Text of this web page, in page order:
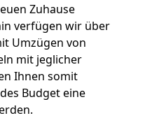
Zuhause
verfügen wir über
Umzügen von
mit jeglicher
Ihnen somit
Budget eine